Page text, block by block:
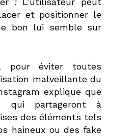
et positionner le
bon lui semble sur
pour éviter toutes
malveillante du
explique que
qui partageront à
des éléments tels
haineux ou des fake